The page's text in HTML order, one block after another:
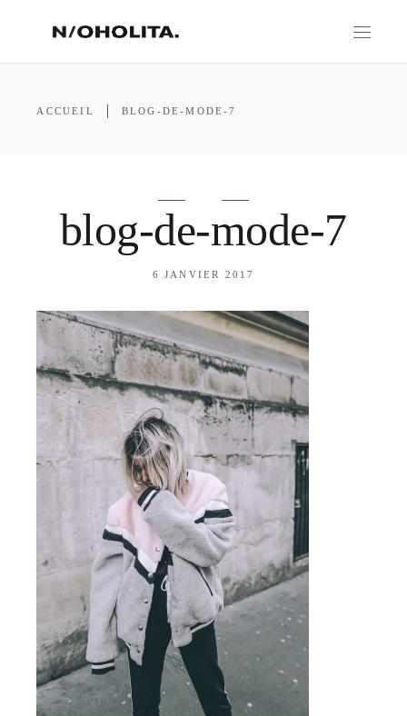
ACCUEIL BLOG-DE-MODE-7
blog-de-mode-7
6 JANVIER 2017